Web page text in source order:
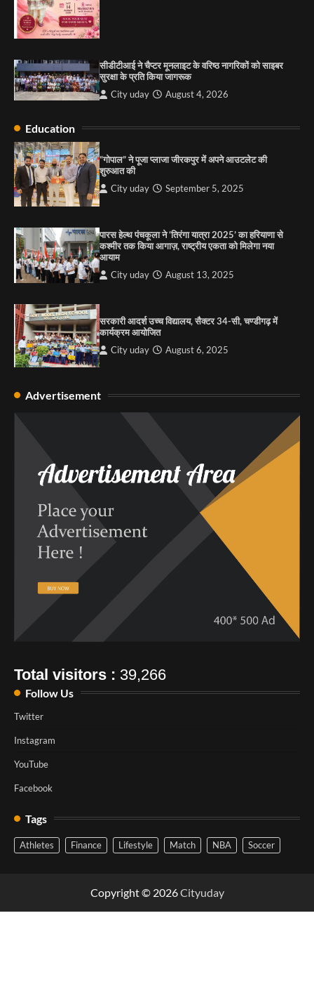
2
3
City uday August 6, 2025
की कसम: देवशाली
City uday
सीडीटीआई ने चैप्टर मूनलाइट के वरिष्ठ नागरिकों को साइबर
सुरक्षा के प्रति किया जागरूक
City uday August 4, 2026
Education
“गोपाल” ने पूजा प्लाजा जीरकपुर में अपने आउटलेट की
शुरुआत की
City uday September 5, 2025
पारस हेल्थ पंचकूला ने ‘तिरंगा यात्रा 2025’ का हरियाणा से
कश्मीर तक किया आगाज़, राष्ट्रीय एकता को मिलेगा नया
आयाम
City uday August 13, 2025
सरकारी आदर्श उच्च विद्यालय, सैक्टर 34-सी, चण्डीगढ़ में
कार्यक्रम आयोजित
City uday August 6, 2025
Advertisement
Total visitors : 39,266
Follow Us
Twitter
Instagram
YouTube
Facebook
Tags
Athletes Finance Lifestyle Match NBA Soccer
Copyright © 2026Cityuday